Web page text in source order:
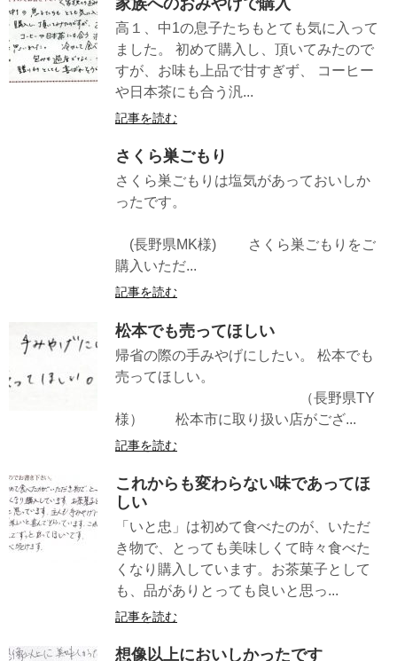
家族へのおみやげで購入
高１、中1の息子たちもとても気に入って
ました。 初めて購入し、頂いてみたので
すが、お味も上品で甘すぎず、 コーヒー
や日本茶にも合う汎...
記事を読む
さくら巣ごもり
さくら巣ごもりは塩気があっておいしか
ったです。
(長野県MK様) さくら巣ごもりをご
購入いただ...
記事を読む
松本でも売ってほしい
帰省の際の手みやげにしたい。 松本でも
売ってほしい。
（長野県TY
様） 松本市に取り扱い店がござ...
記事を読む
これからも変わらない味であってほ
しい
「いと忠」は初めて食べたのが、いただ
き物で、とっても美味しくて時々食べた
くなり購入しています。お茶菓子として
も、品がありとっても良いと思っ...
記事を読む
想像以上においしかったです